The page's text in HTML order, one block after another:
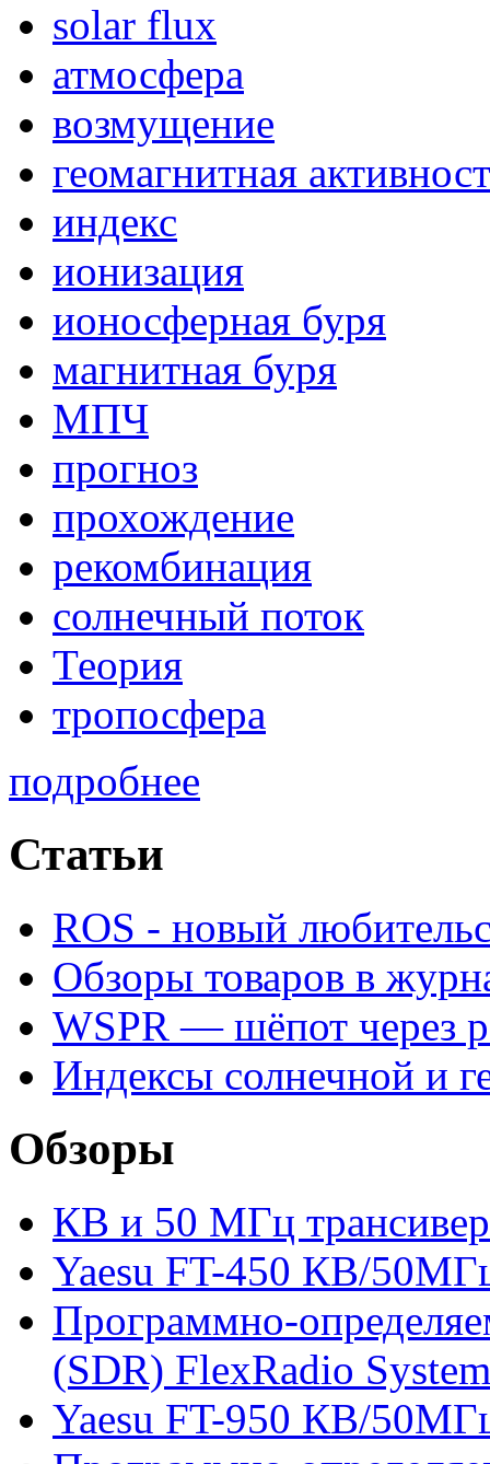
solar flux
атмосфера
возмущение
геомагнитная
индекс
ионизация
ионосферная буря
магнитная буря
МПЧ
прогноз
прохождение
рекомбинация
солнечный поток
Теория
тропосфера
подробнее
Статьи
ROS - новый
Обзоры товаров в
WSPR — шёпот через
Индексы солнечной и
Обзоры
КВ и 50 МГц
Yaesu FT-450 КВ/
Программно-
(SDR) FlexRadio
Yaesu FT-950 КВ/